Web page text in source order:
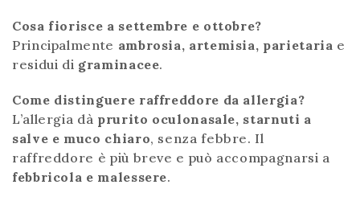
Cosa fiorisce a settembre e ottobre?
Principalmente ambrosia, artemisia, parietaria e
residui di graminacee.
Come distinguere raffreddore da allergia?
L’allergia dà prurito oculonasale, starnuti a
salve e muco chiaro, senza febbre. Il
raffreddore è più breve e può accompagnarsi a
febbricola e malessere.